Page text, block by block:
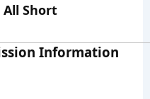
All Short
Information